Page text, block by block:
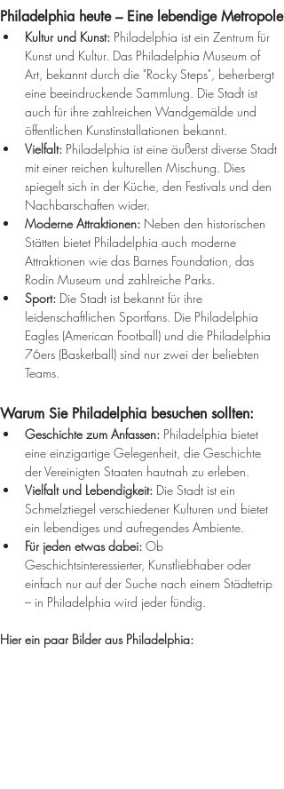
Philadelphia heute – Eine lebendige Metropole
Kultur und Kunst: Philadelphia ist ein Zentrum für
Kunst und Kultur. Das Philadelphia Museum of
Art, bekannt durch die "Rocky Steps", beherbergt
eine beeindruckende Sammlung. Die Stadt ist
auch für ihre zahlreichen Wandgemälde und
öffentlichen Kunstinstallationen bekannt.
Vielfalt: Philadelphia ist eine äußerst diverse Stadt
mit einer reichen kulturellen Mischung. Dies
spiegelt sich in der Küche, den Festivals und den
Nachbarschaften wider.
Moderne Attraktionen: Neben den historischen
Stätten bietet Philadelphia auch moderne
Attraktionen wie das Barnes Foundation, das
Rodin Museum und zahlreiche Parks.
Sport: Die Stadt ist bekannt für ihre
leidenschaftlichen Sportfans. Die Philadelphia
Eagles (American Football) und die Philadelphia
76ers (Basketball) sind nur zwei der beliebten
Teams.
Warum Sie Philadelphia besuchen sollten:
Geschichte zum Anfassen: Philadelphia bietet
eine einzigartige Gelegenheit, die Geschichte
der Vereinigten Staaten hautnah zu erleben.
Vielfalt und Lebendigkeit: Die Stadt ist ein
Schmelztiegel verschiedener Kulturen und bietet
ein lebendiges und aufregendes Ambiente.
Für jeden etwas dabei: Ob
Geschichtsinteressierter, Kunstliebhaber oder
einfach nur auf der Suche nach einem Städtetrip
– in Philadelphia wird jeder fündig.
Hier ein paar Bilder aus Philadelphia: